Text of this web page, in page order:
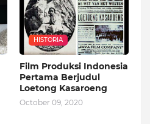
HISTORIA
Film Produksi Indonesia
Pertama Berjudul
Loetong Kasaroeng
October 09, 2020